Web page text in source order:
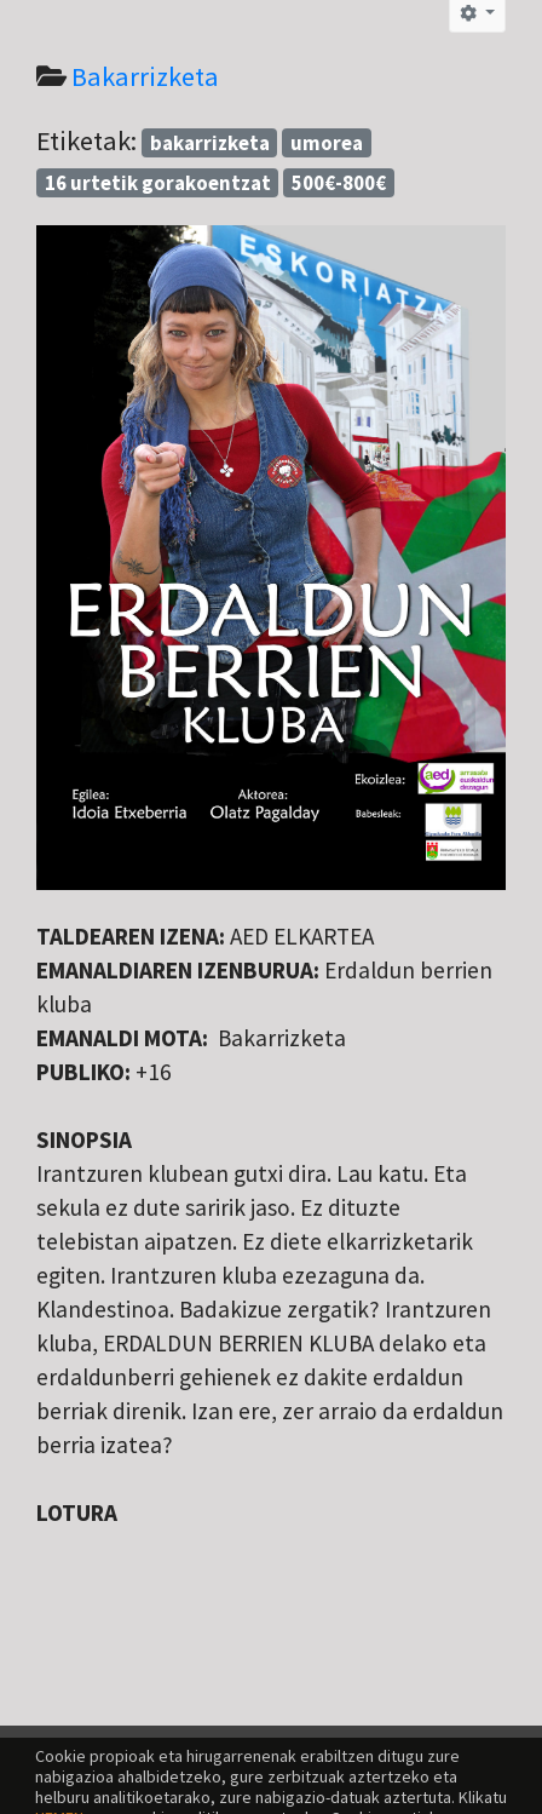
Cookie propioak eta hirugarrenenak erabiltzen ditugu zure
nabigazioa ahalbidetzeko, gure zerbitzuak aztertzeko eta
helburu analitikoetarako, zure nabigazio-datuak aztertuta. Klikatu
Bakarrizketa
Etiketak: bakarrizketa
umorea
16 urtetik gorakoentzat
500€-800€
TALDEAREN IZENA: AED ELKARTEA
EMANALDIAREN IZENBURUA: Erdaldun berrien
kluba
EMANALDI MOTA: Bakarrizketa
PUBLIKO: +16
SINOPSIA
Irantzuren klubean gutxi dira. Lau katu. Eta
sekula ez dute saririk jaso. Ez dituzte
telebistan aipatzen. Ez diete elkarrizketarik
egiten. Irantzuren kluba ezezaguna da.
Klandestinoa. Badakizue zergatik? Irantzuren
kluba, ERDALDUN BERRIEN KLUBA delako eta
erdaldunberri gehienek ez dakite erdaldun
berriak direnik. Izan ere, zer arraio da erdaldun
berria izatea?
LOTURA